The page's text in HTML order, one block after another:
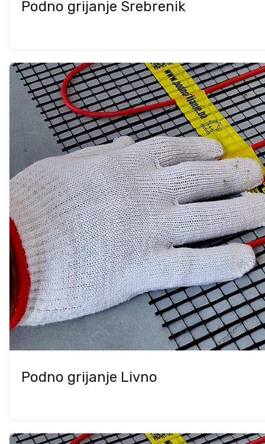
Podno grijanje Srebrenik
Podno grijanje Livno